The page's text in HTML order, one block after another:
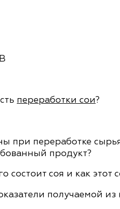
переработки сои?
при переработке
продукт?
соя и как этот
получаемой